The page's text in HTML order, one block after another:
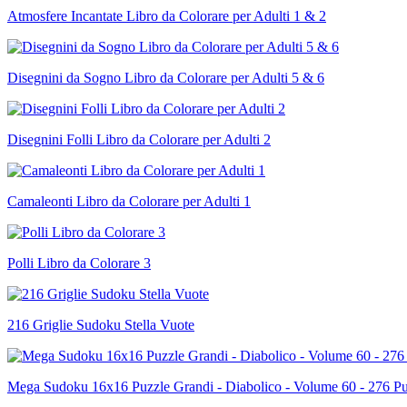
Atmosfere Incantate Libro da Colorare per Adulti 1 & 2
Disegnini da Sogno Libro da Colorare per Adulti 5 & 6
Disegnini Folli Libro da Colorare per Adulti 2
Camaleonti Libro da Colorare per Adulti 1
Polli Libro da Colorare 3
216 Griglie Sudoku Stella Vuote
Mega Sudoku 16x16 Puzzle Grandi - Diabolico - Volume 60 - 276